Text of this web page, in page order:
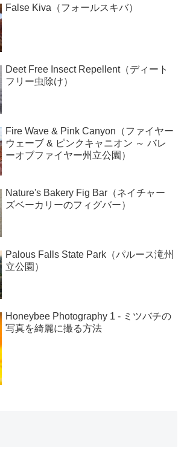
False Kiva（フォールスキバ）
Deet Free Insect Repellent（ディート
フリー虫除け）
Fire Wave & Pink Canyon（ファイヤー
ウェーブ & ピンクキャニオン ～ バレ
ーオブファイヤー州立公園）
Nature's Bakery Fig Bar（ネイチャー
ズベーカリーのフィグバー）
Palous Falls State Park（パルース滝州
立公園）
Honeybee Photography 1 - ミツバチの
写真を綺麗に撮る方法